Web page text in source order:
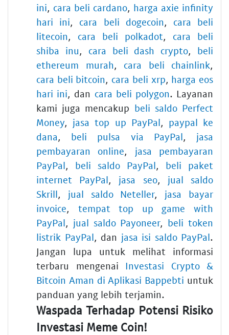
ini, cara beli cardano, harga axie infinity
hari ini, cara beli dogecoin, cara beli
litecoin, cara beli polkadot, cara beli
shiba inu, cara beli dash crypto, beli
ethereum murah, cara beli chainlink,
cara beli bitcoin, cara beli xrp, harga eos
hari ini, dan cara beli polygon. Layanan
kami juga mencakup beli saldo Perfect
Money, jasa top up PayPal, paypal ke
dana, beli pulsa via PayPal, jasa
pembayaran online, jasa pembayaran
PayPal, beli saldo PayPal, beli paket
internet PayPal, jasa seo, jual saldo
Skrill, jual saldo Neteller, jasa bayar
invoice, tempat top up game with
PayPal, jual saldo Payoneer, beli token
listrik PayPal, dan jasa isi saldo PayPal.
Jangan lupa untuk melihat informasi
terbaru mengenai Investasi Crypto &
Bitcoin Aman di Aplikasi Bappebti untuk
panduan yang lebih terjamin.
Waspada Terhadap Potensi Risiko
Investasi Meme Coin!